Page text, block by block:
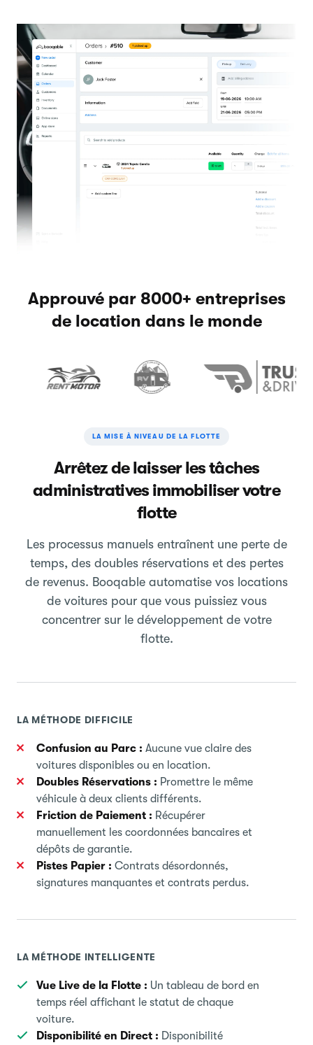
Approuvé par 8000+ entreprises
de location dans le monde
LA MISE À NIVEAU DE LA FLOTTE
Arrêtez de laisser les tâches
administratives immobiliser votre
flotte
Les processus manuels entraînent une perte de
temps, des doubles réservations et des pertes
de revenus. Booqable automatise vos locations
de voitures pour que vous puissiez vous
concentrer sur le développement de votre
flotte.
LA MÉTHODE DIFFICILE
Confusion au Parc : Aucune vue claire des
voitures disponibles ou en location.
Doubles Réservations : Promettre le même
véhicule à deux clients différents.
Friction de Paiement : Récupérer
manuellement les coordonnées bancaires et
dépôts de garantie.
Pistes Papier : Contrats désordonnés,
signatures manquantes et contrats perdus.
LA MÉTHODE INTELLIGENTE
Vue Live de la Flotte : Un tableau de bord en
temps réel affichant le statut de chaque
voiture.
Disponibilité en Direct : Disponibilité